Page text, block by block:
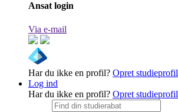
Ansat login
Via e-mail
Har du ikke en profil? Opret studieprofil
Log ind
Har du ikke en profil? Opret studieprofil